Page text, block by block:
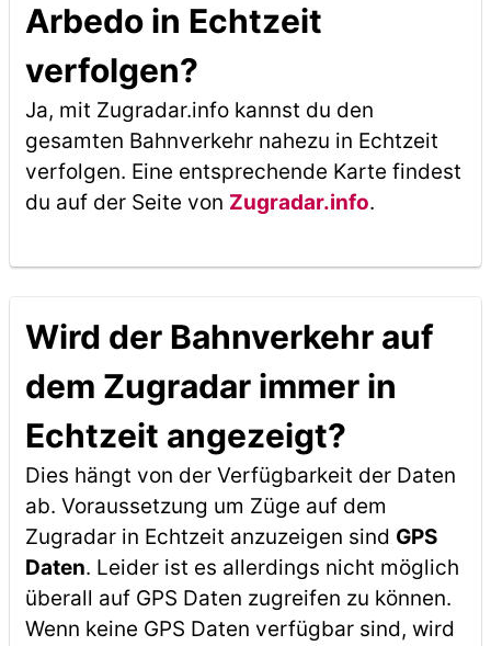
Arbedo in Echtzeit
verfolgen?
Ja, mit Zugradar.info kannst du den
gesamten Bahnverkehr nahezu in Echtzeit
verfolgen. Eine entsprechende Karte findest
du auf der Seite von Zugradar.info.
Wird der Bahnverkehr auf
dem Zugradar immer in
Echtzeit angezeigt?
Dies hängt von der Verfügbarkeit der Daten
ab. Voraussetzung um Züge auf dem
Zugradar in Echtzeit anzuzeigen sind GPS
Daten. Leider ist es allerdings nicht möglich
überall auf GPS Daten zugreifen zu können.
Wenn keine GPS Daten verfügbar sind, wird